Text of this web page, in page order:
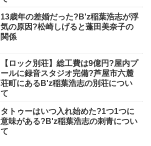
13歳年の差婚だった?B'z稲葉浩志が浮
気の原因?松崎しげると蓬田美奈子の
関係
【ロック別荘】総工費は9億円?屋内プ
ールに録音スタジオ完備?芦屋市六麓
荘町にあるB'z稲葉浩志の別荘につい
て
タトゥーはいつ入れ始めた?1つ1つに
意味がある?B'z稲葉浩志の刺青につい
て